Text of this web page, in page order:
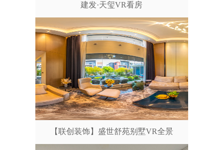
建发·天玺VR看房
【联创装饰】盛世舒苑别墅VR全景